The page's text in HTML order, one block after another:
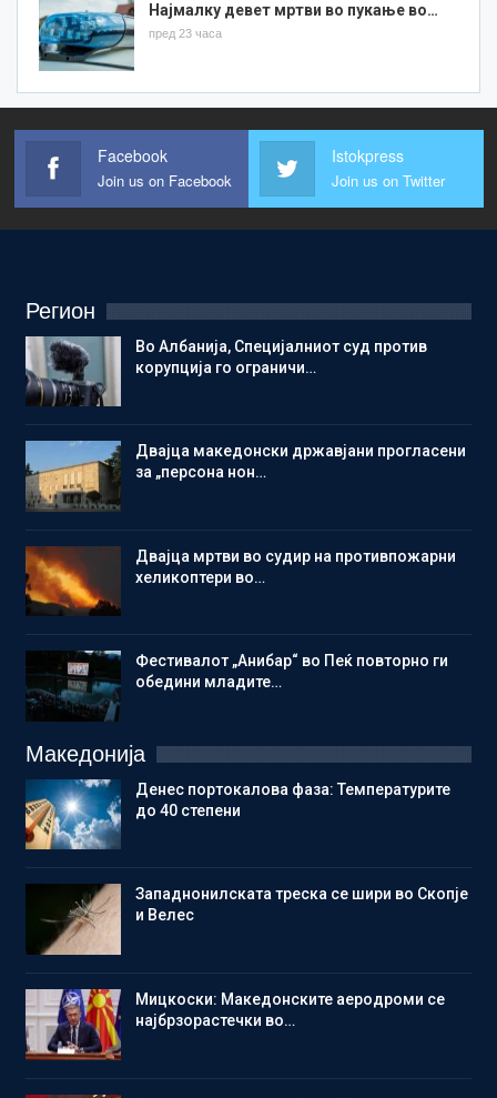
Најмалку девет мртви во пукање во…
пред 23 часа
Facebook
Join us on Facebook
Istokpress
Join us on Twitter
Регион
Во Албанија, Специјалниот суд против
корупција го ограничи…
Двајца македонски државјани прогласени
за „персона нон…
Двајца мртви во судир на противпожарни
хеликоптери во…
Фестивалот „Анибар“ во Пеќ повторно ги
обедини младите…
Македонија
Денес портокалова фаза: Температурите
до 40 степени
Западнонилската треска се шири во Скопје
и Велес
Мицкоски: Македонските аеродроми се
најбрзорастечки во…